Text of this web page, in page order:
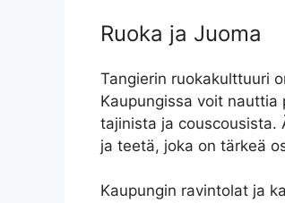
Ruoka ja Juoma
Tangierin ruokakulttuuri
Kaupungissa voit
tajinista ja couscousista.
ja teetä, joka on tärkeä
Kaupungin ravintolat ja